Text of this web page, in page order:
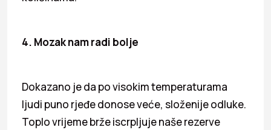
4. Mozak nam radi bolje
Dokazano je da po visokim temperaturama
ljudi puno rjeđe donose veće, složenije odluke.
Toplo vrijeme brže iscrpljuje naše rezerve